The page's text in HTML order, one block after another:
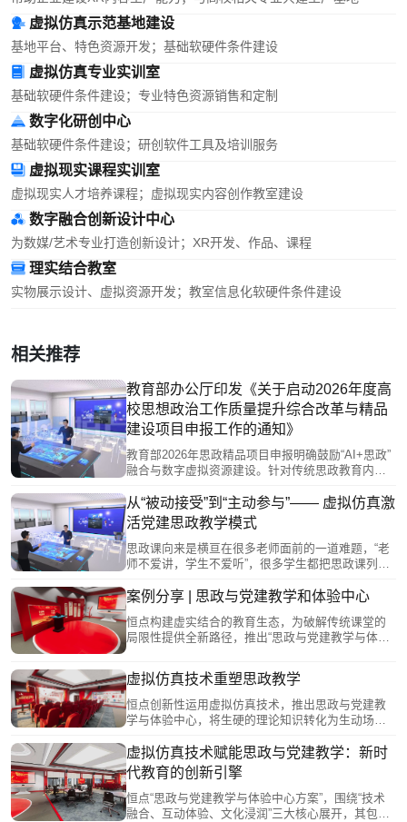
虚拟仿真示范基地建设
基地平台、特色资源开发；基础软硬件条件建设
虚拟仿真专业实训室
基础软硬件条件建设；专业特色资源销售和定制
数字化研创中心
基础软硬件条件建设；研创软件工具及培训服务
虚拟现实课程实训室
虚拟现实人才培养课程；虚拟现实内容创作教室建设
数字融合创新设计中心
为数媒/艺术专业打造创新设计；XR开发、作品、课程
理实结合教室
实物展示设计、虚拟资源开发；教室信息化软硬件条件建设
相关推荐
教育部办公厅印发《关于启动2026年度高
校思想政治工作质量提升综合改革与精品
建设项目申报工作的通知》
教育部2026年思政精品项目申报明确鼓励“AI+思政”
融合与数字虚拟资源建设。针对传统思政教育内容
过VR/MR技术打造沉浸式学习体验（如“飞夺泸定
桥”虚拟实验），并借助AI构建智慧系统与数智档
案，助力高校开发思政大模型、数字红色资源，为
项目申报提供创新路径与技术支撑。
从“被动接受”到“主动参与”—— 虚拟仿真激
活党建思政教学模式
思政课向来是横亘在很多老师面前的一道难题，“老
师不爱讲，学生不爱听”，很多学生都把思政课列在
MR、VR、AR的发展和普及，虚拟仿真技术为党建
用，使得思政课的教学场域得以拓展，从传统的单
一场域转变为更加丰富多彩的多维场域，极大地增
教学方式，为学生提供了全新的学习体验。
案例分享 | 思政与党建教学和体验中心
恒点构建虚实结合的教育生态，为破解传统课堂的
局限性提供全新路径，推出“思政与党建教学与体验
建构不同视觉效果的教育教学模式，为学生营造更
加真实的课堂体验。
虚拟仿真技术重塑思政教学
恒点创新性运用虚拟仿真技术，推出思政与党建教
学与体验中心，将生硬的理论知识转化为生动场景
程，例如虚拟参观红色文化场馆、模拟历史事件场
景等，将虚拟元素与现实教学环境相融合，增强互
动性，从而提高学生学习积极性和参与度，提升教
学质量，更好地实现思政实践育人的教学目标。
虚拟仿真技术赋能思政与党建教学：新时
代教育的创新引擎
恒点“思政与党建教学与体验中心方案”，围绕“技术
融合、互动体验、文化浸润”三大核心展开，其包括